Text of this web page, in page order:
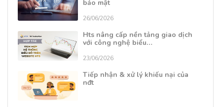
bảo mật
26/06/2026
Hts nâng cấp nền tảng giao dịch
với công nghệ biểu…
23/06/2026
Tiếp nhận & xử lý khiếu nại của
nđt